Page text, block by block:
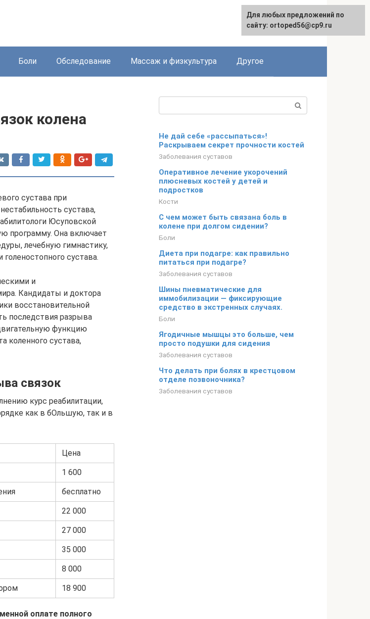
Боли Обследование Массаж и физкультура Другое
колена
сустава при
сустава,
Юсуповской
программу. Она включает
лечебную гимнастику,
сустава.
и
Кандидаты и доктора
восстановительной
последствия разрыва
функцию
коленного сустава,
связок
курс реабилитации,
как в бОльшую, так и в
Цена
1 600
бесплатно
22 000
27 000
35 000
8 000
18 900
оплате полного
Не дай себе «рассыпаться»!
Раскрываем секрет прочности костей
Заболевания суставов
Оперативное лечение укорочений
плюсневых костей у детей и
подростков
Кости
С чем может быть связана боль в
колене при долгом сидении?
Боли
Диета при подагре: как правильно
питаться при подагре?
Заболевания суставов
Шины пневматические для
иммобилизации — фиксирующие
средство в экстренных случаях.
Боли
Ягодичные мышцы это больше, чем
просто подушки для сидения
Заболевания суставов
Что делать при болях в крестцовом
отделе позвоночника?
Заболевания суставов
Для любых предложений по
сайту: ortoped56@cp9.ru